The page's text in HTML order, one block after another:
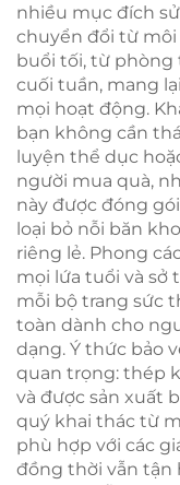
nhiều mục đích
chuyển đổi từ
buổi tối, từ
cuối tuần, mang
mọi hoạt động.
bạn không cần
luyện thể dục
người mua quà,
này được đóng
loại bỏ nỗi băn
riêng lẻ. Phong
mọi lứa tuổi và sở
mỗi bộ trang sức
toàn dành cho
dạng. Ý thức bảo
quan trọng: thép
và được sản xuất
quý khai thác từ
phù hợp với các
đồng thời vẫn tận